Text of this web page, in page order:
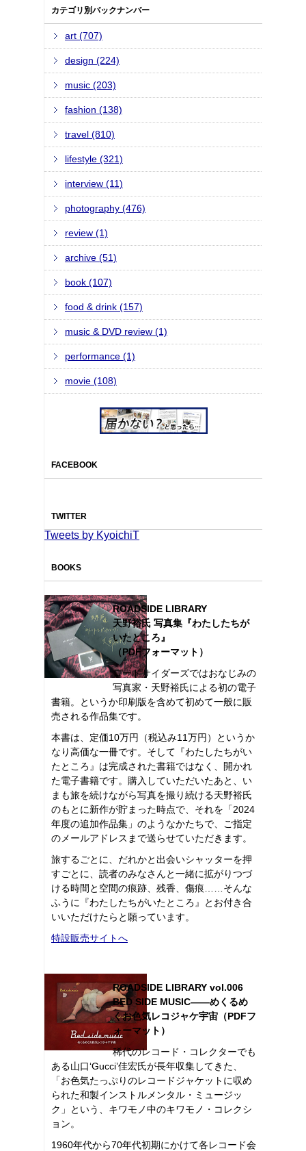
カテゴリ別バックナンバー
art (707)
design (224)
music (203)
fashion (138)
travel (810)
lifestyle (321)
interview (11)
photography (476)
review (1)
archive (51)
book (107)
food & drink (157)
music & DVD review (1)
performance (1)
movie (108)
FACEBOOK
TWITTER
Tweets by KyoichiT
BOOKS
ROADSIDE LIBRARY
天野裕氏 写真集『わたしたちが
いたところ』
（PDFフォーマット）
ロードサイダーズではおなじみの
写真家・天野裕氏による初の電子
書籍。というか印刷版を含めて初めて一般に販
売される作品集です。
本書は、定価10万円（税込み11万円）というか
なり高価な一冊です。そして『わたしたちがい
たところ』は完成された書籍ではなく、開かれ
た電子書籍です。購入していただいたあと、い
まも旅を続けながら写真を撮り続ける天野裕氏
のもとに新作が貯まった時点で、それを「2024
年度の追加作品集」のようなかたちで、ご指定
のメールアドレスまで送らせていただきます。
旅するごとに、だれかと出会いシャッターを押
すごとに、読者のみなさんと一緒に拡がりつづ
ける時間と空間の痕跡、残香、傷痕……そんな
ふうに『わたしたちがいたところ』とお付き合
いいただけたらと願っています。
特設販売サイトへ
ROADSIDE LIBRARY vol.006
BED SIDE MUSIC――めくるめ
くお色気レコジャケ宇宙（PDFフ
ォーマット）
稀代のレコード・コレクターでも
ある山口‘Gucci’佳宏氏が長年収集してきた、
「お色気たっぷりのレコードジャケットに収め
られた和製インストルメンタル・ミュージッ
ク」という、キワモノ中のキワモノ・コレクシ
ョン。
1960年代から70年代初期にかけて各レコード会